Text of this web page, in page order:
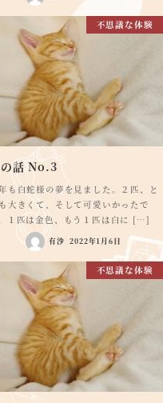
不思議な体験
話 No.3
も白蛇様の夢を見ました。２匹、と
大きくて、そして可愛いかったで
１匹は金色、もう１匹は白に […]
有沙 2022年1月6日
不思議な体験